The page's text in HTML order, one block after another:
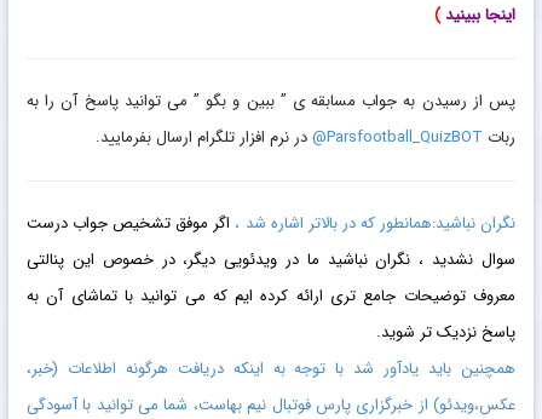
اینجاببینید)
پس از رسیدن به جواب مسابقه ی ” ببین و بگو ” می توانید پاسخ آن را به
ربات Parsfootball_QuizBOT@ در نرم افزار تلگرام ارسال بفرمایید.
نگران نباشید:همانطور که در بالاتر اشاره شد ، اگر موفق تشخیص جواب درست
سوال نشدید ، نگران نباشید ما در ویدئویی دیگر، در خصوص این پنالتی
معروف توضیحات جامع تری ارائه کرده ایم که می توانید با تماشای آن به
پاسخ نزدیک تر شوید.
همچنین باید یادآور شد با توجه به اینکه دریافت هرگونه اطلاعات (خبر،
عکس،ویدئو) از خبرگزاری پارس فوتبال نیم بهاست، شما می توانید با آسودگی